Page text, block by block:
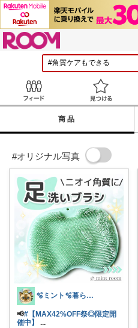
商品
#オリジナル写真
🫧ミント🫧暮らし⋆ﾟファッション⋆ﾟ
📢#【MAX42%OFF祭◎限定開
催中】
...